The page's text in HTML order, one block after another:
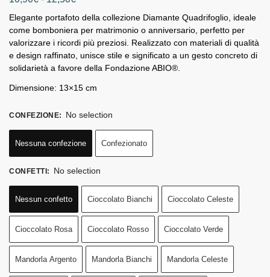
Elegante portafoto della collezione Diamante Quadrifoglio, ideale
come bomboniera per matrimonio o anniversario, perfetto per
valorizzare i ricordi più preziosi. Realizzato con materiali di qualità
e design raffinato, unisce stile e significato a un gesto concreto di
solidarietà a favore della Fondazione ABIO®.
Dimensione: 13×15 cm
CONFEZIONE: No selection
Nessuna confezione Confezionato
CONFETTI: No selection
Nessun confetto Cioccolato Bianchi Cioccolato Celeste
Cioccolato Rosa Cioccolato Rosso Cioccolato Verde
Mandorla Argento Mandorla Bianchi Mandorla Celeste